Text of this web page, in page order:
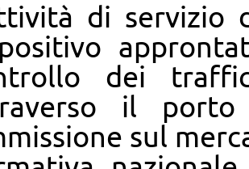
di servizio
dei
il
sul